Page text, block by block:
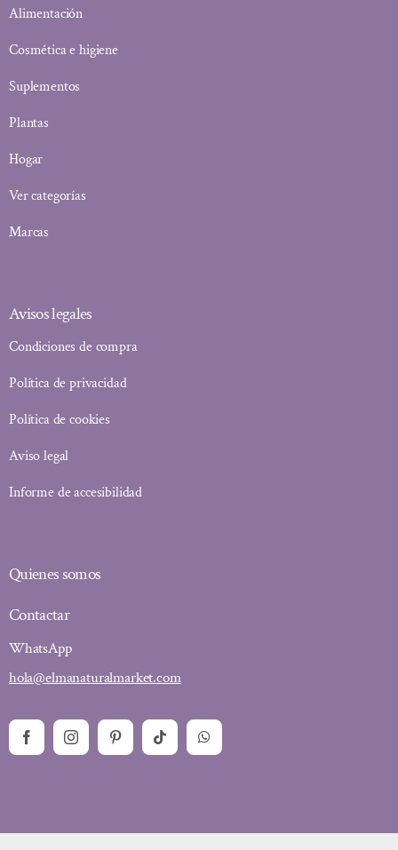
Alimentación
Cosmética e higiene
Suplementos
Plantas
Hogar
Ver categorías
Marcas
Avisos legales
Condiciones de compra
Política de privacidad
Política de cookies
Aviso legal
Informe de accesibilidad
Quienes somos
Contactar
WhatsApp
hola@elmanaturalmarket.com